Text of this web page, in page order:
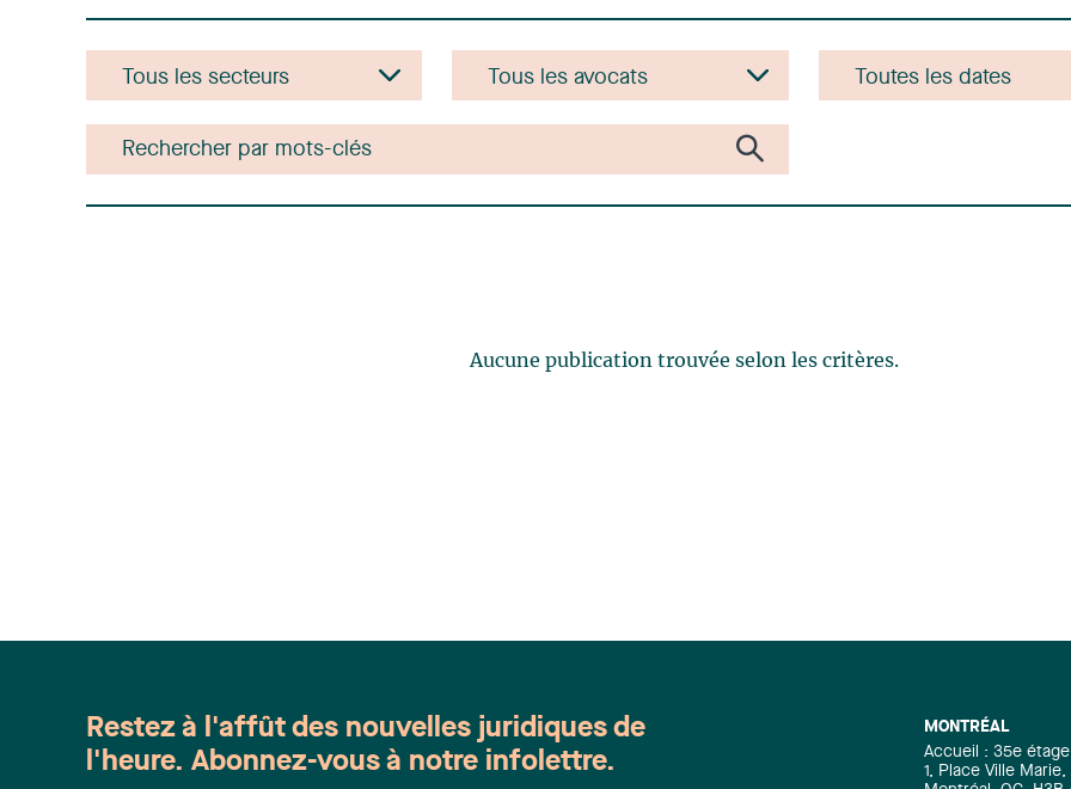
Aucune publication trouvée selon les critères.
MONTRÉAL
Accueil : 35e étage
1, Place Ville
Restez à l'affût des nouvelles juridiques de
l'heure. Abonnez-vous à notre infolettre.